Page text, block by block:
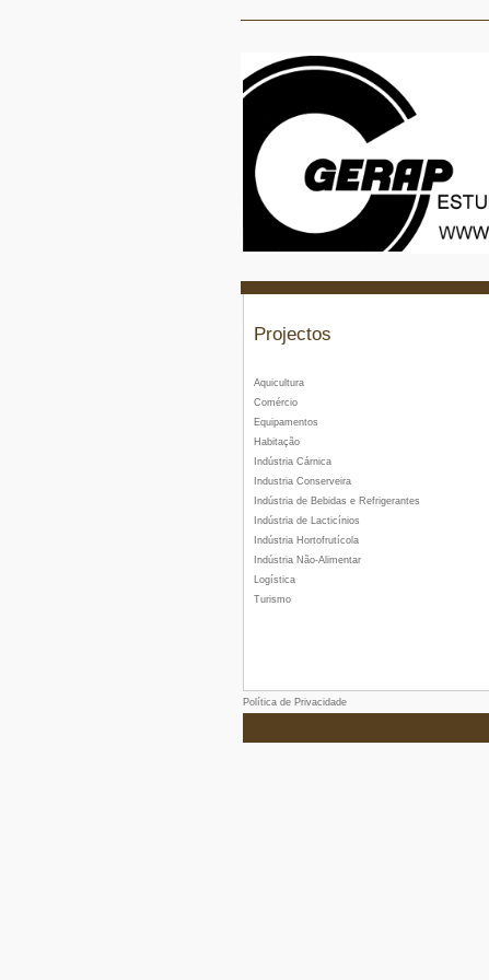
Projectos
Aquicultura
Comércio
Equipamentos
Habitação
Indústria Cárnica
Industria Conserveira
Indústria de Bebidas e Refrigerantes
Indústria de Lacticínios
Indústria Hortofrutícola
Indústria Não-Alimentar
Logística
Turismo
Política de Privacidade